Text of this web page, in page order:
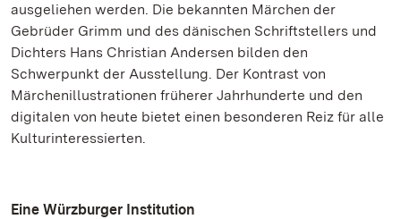
ausgeliehen werden. Die bekannten Märchen der
Gebrüder Grimm und des dänischen Schriftstellers und
Dichters Hans Christian Andersen bilden den
Schwerpunkt der Ausstellung. Der Kontrast von
Märchenillustrationen früherer Jahrhunderte und den
digitalen von heute bietet einen besonderen Reiz für alle
Kulturinteressierten.
Eine Würzburger Institution